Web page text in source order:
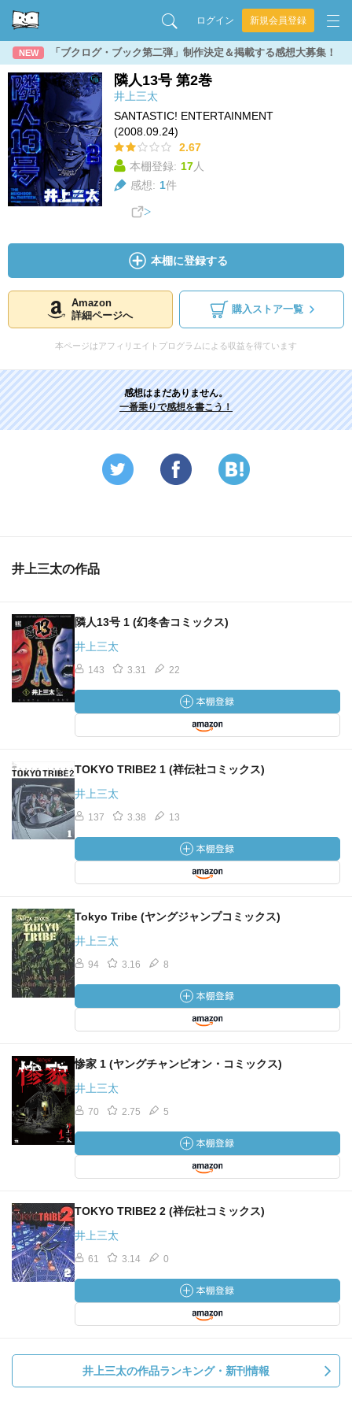
ログイン 新規会員登録
NEW 「ブクログ・ブック第二弾」制作決定＆掲載する感想大募集！
隣人13号 第2巻
井上三太
SANTASTIC! ENTERTAINMENT
(2008.09.24)
2.67
本棚登録: 17人
感想: 1件
本棚に登録する
Amazon
詳細ページへ
購入ストア一覧
本ページはアフィリエイトプログラムによる収益を得ています
感想はまだありません。
一番乗りで感想を書こう！
井上三太の作品
隣人13号 1 (幻冬舎コミックス)
井上三太
143 3.31 22
TOKYO TRIBE2 1 (祥伝社コミックス)
井上三太
137 3.38 13
Tokyo Tribe (ヤングジャンプコミックス)
井上三太
94 3.16 8
惨家 1 (ヤングチャンピオン・コミックス)
井上三太
70 2.75 5
TOKYO TRIBE2 2 (祥伝社コミックス)
井上三太
61 3.14 0
井上三太の作品ランキング・新刊情報